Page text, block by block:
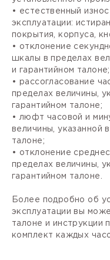
• естественный
эксплуатации:
покрытия, корпуса,
• отклонение
шкалы в пределах
и гарантийном талоне;
• рассогласование
пределах величины,
гарантийном талоне;
• люфт часовой и
величины, указанной
талоне;
• отклонение
пределах величины,
гарантийном талоне.
Более подробно об
эксплуатации вы
талоне и инструкции
комплект каждых